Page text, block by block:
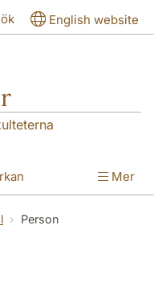
English website
Mer
Person